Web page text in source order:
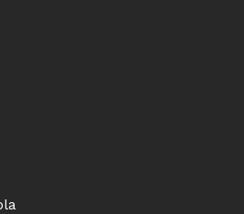
inferior a 70% para